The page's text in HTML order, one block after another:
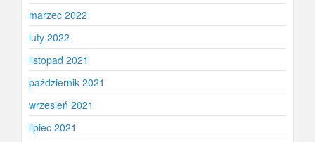
marzec 2022
luty 2022
listopad 2021
październik 2021
wrzesień 2021
lipiec 2021